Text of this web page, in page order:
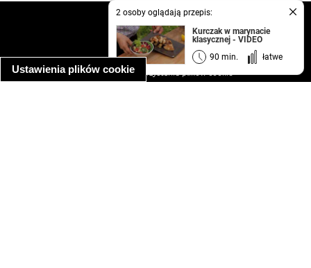
Ustawienia plików cookie
2 osoby oglądają przepis:
Kurczak w marynacie
klasycznej - VIDEO
90 min.
łatwe
regulamin
informacja o prywatności
informacja o wykorzystaniu plików cookie